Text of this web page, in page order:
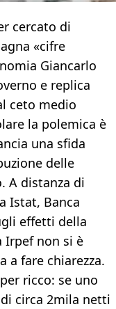
cercato di
«cifre
Giancarlo
e replica
ceto medio
la polemica è
una sfida
delle
A distanza di
Istat, Banca
effetti della
Irpef non si è
a fare chiarezza.
ricco: se uno
circa 2mila netti